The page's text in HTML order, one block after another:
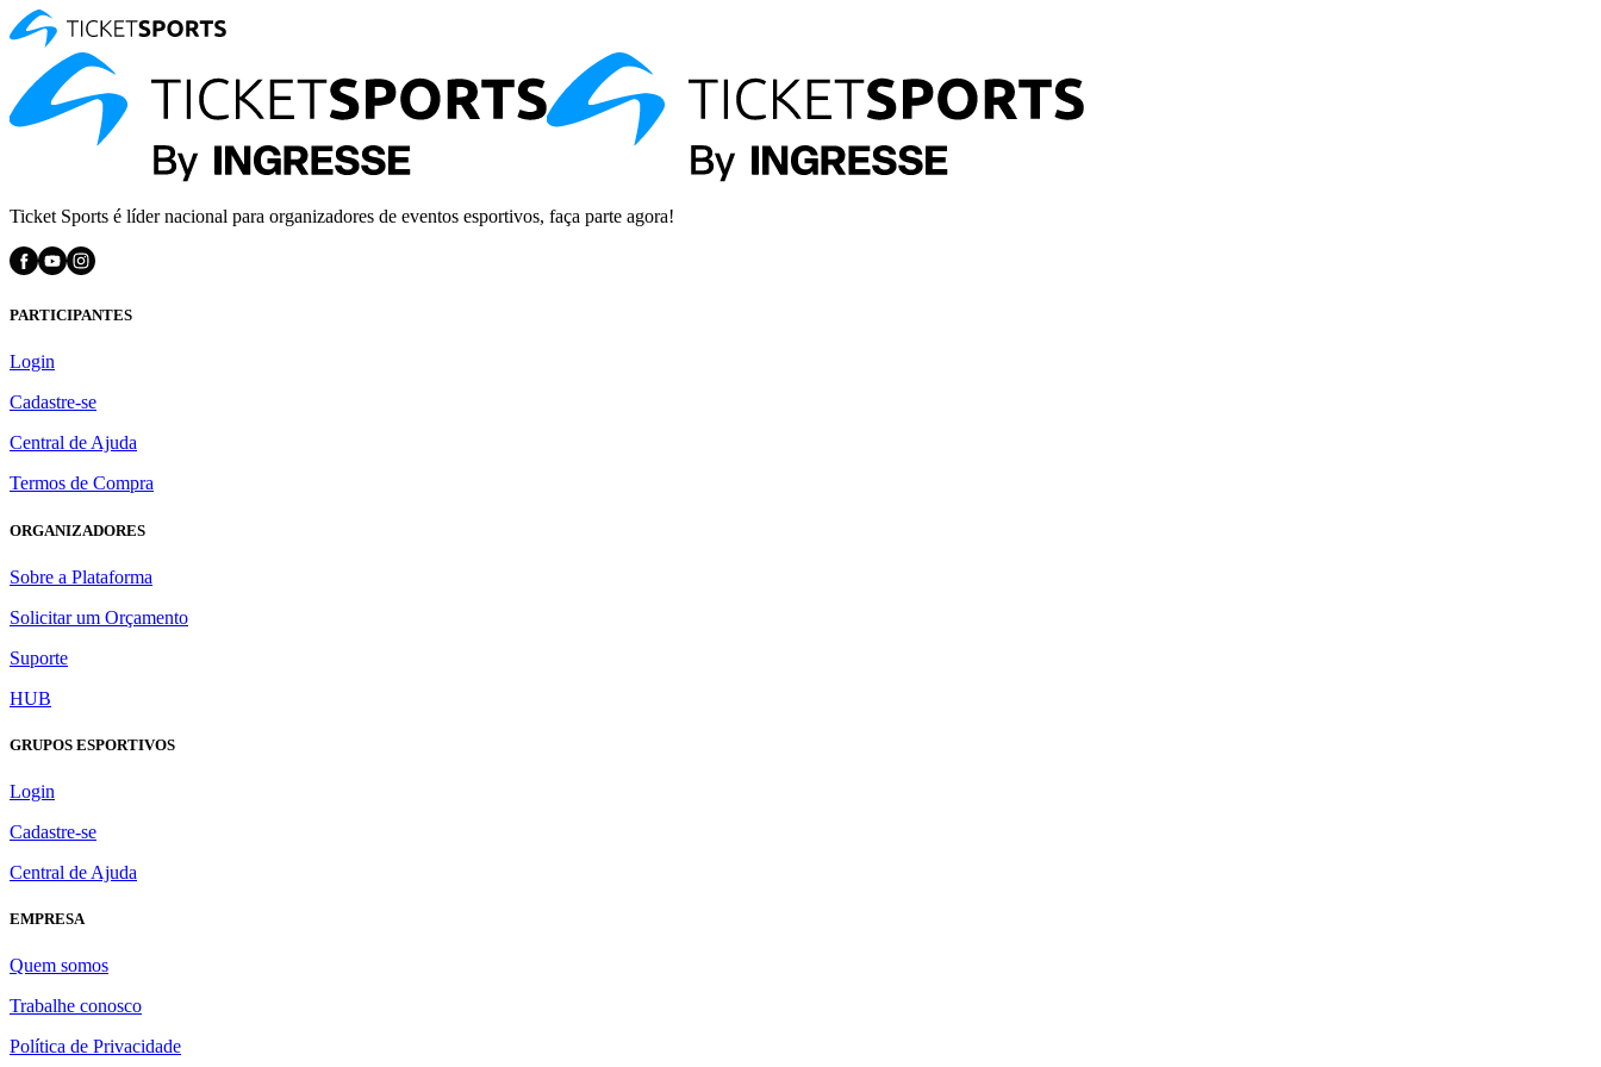
Ticket Sports é líder nacional para organizadores de eventos esportivos, faça parte agora!
PARTICIPANTES
Login
Cadastre-se
Central de Ajuda
Termos de Compra
ORGANIZADORES
Sobre a Plataforma
Solicitar um Orçamento
Suporte
HUB
GRUPOS ESPORTIVOS
Login
Cadastre-se
Central de Ajuda
EMPRESA
Quem somos
Trabalhe conosco
Política de Privacidade